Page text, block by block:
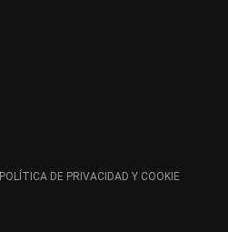
POLÍTICA DE PRIVACIDAD Y COOKIE